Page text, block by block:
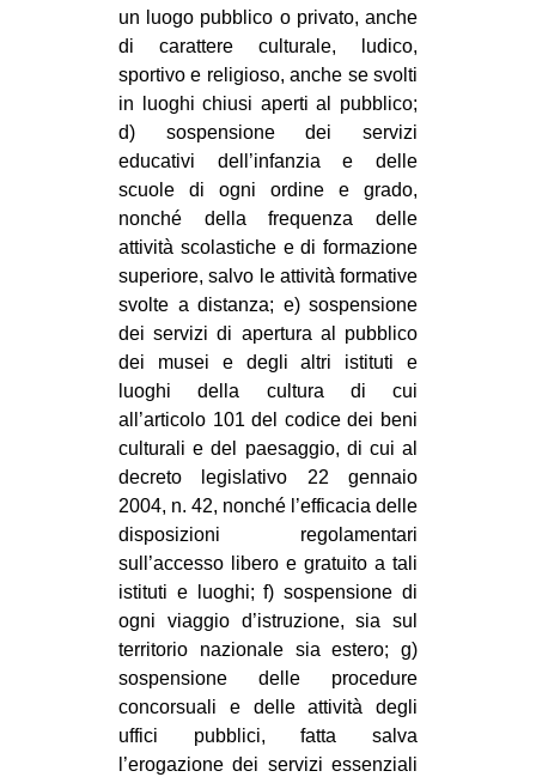
un luogo pubblico o privato, anche
di carattere culturale, ludico,
sportivo e religioso, anche se svolti
in luoghi chiusi aperti al pubblico;
d) sospensione dei servizi
educativi dell’infanzia e delle
scuole di ogni ordine e grado,
nonché della frequenza delle
attività scolastiche e di formazione
superiore, salvo le attività formative
svolte a distanza; e) sospensione
dei servizi di apertura al pubblico
dei musei e degli altri istituti e
luoghi della cultura di cui
all’articolo 101 del codice dei beni
culturali e del paesaggio, di cui al
decreto legislativo 22 gennaio
2004, n. 42, nonché l’efficacia delle
disposizioni regolamentari
sull’accesso libero e gratuito a tali
istituti e luoghi; f) sospensione di
ogni viaggio d’istruzione, sia sul
territorio nazionale sia estero; g)
sospensione delle procedure
concorsuali e delle attività degli
uffici pubblici, fatta salva
l’erogazione dei servizi essenziali